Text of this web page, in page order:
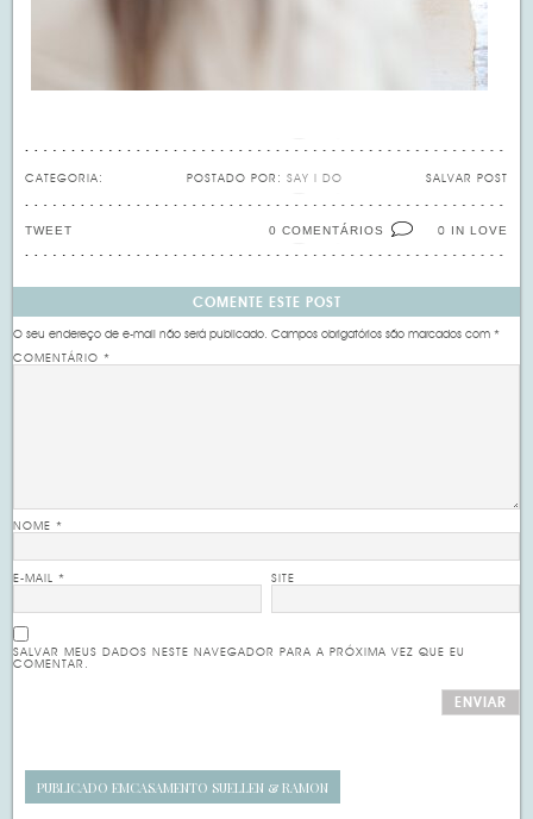
CATEGORIA: SALVAR POST
POSTADO POR: SAY I DO
0 IN LOVE
0 COMENTÁRIOS
TWEET
COMENTE ESTE POST
O seu endereço de e-mail não será publicado. Campos obrigatórios são marcados com*
COMENTÁRIO*
NOME*
E-MAIL* SITE
SALVAR MEUS DADOS NESTE NAVEGADOR PARA A PRÓXIMA VEZ QUE EU
COMENTAR.
PUBLICADO EMCASAMENTO SUELLEN & RAMON